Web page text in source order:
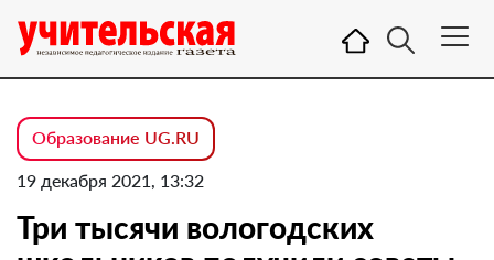
Образование UG.RU
19 декабря 2021, 13:32
Три тысячи вологодских